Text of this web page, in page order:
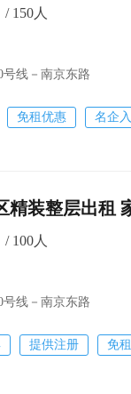
150人
号线－南京东路
免租优惠 名企
精装整层出租
100人
号线－南京东路
提供注册 免